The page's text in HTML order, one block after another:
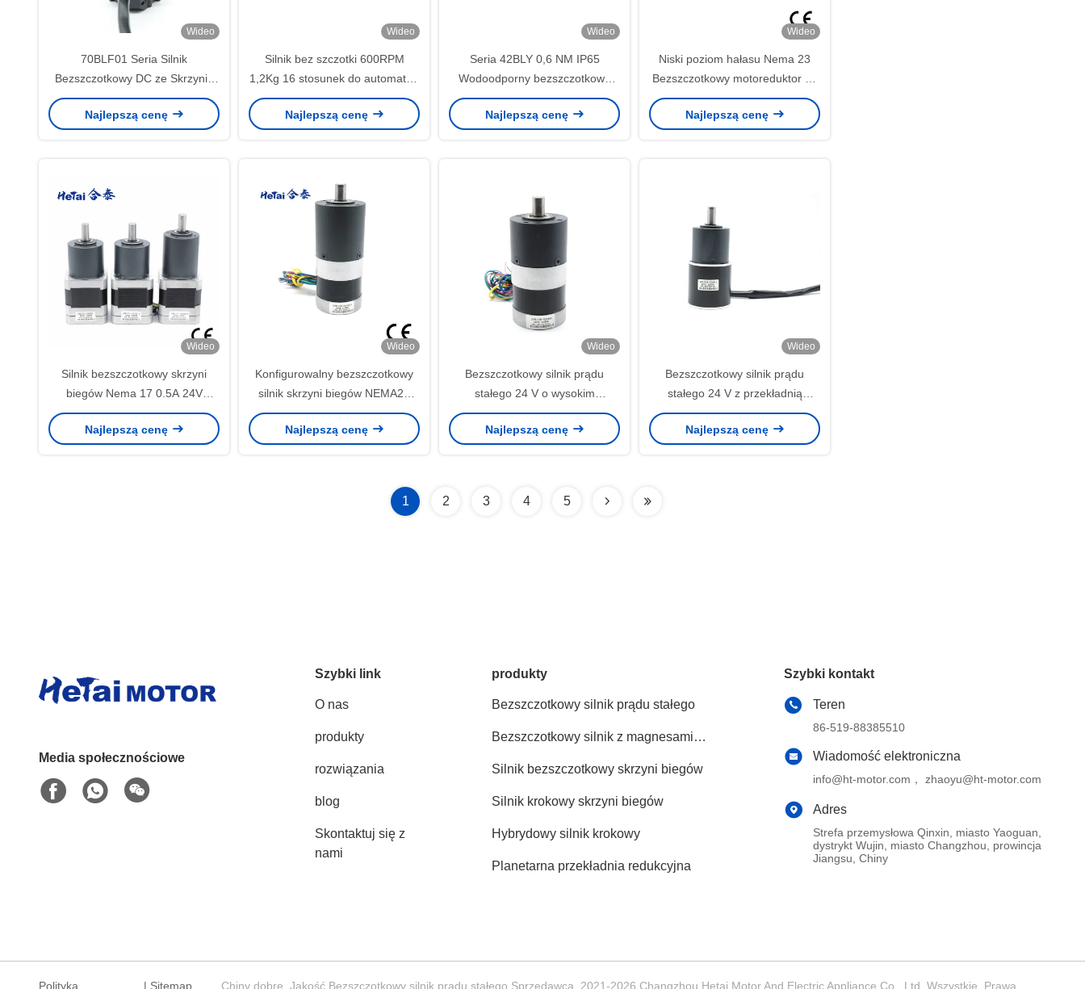
Wideo
70BLF01 Seria Silnik
Bezszczotkowy DC ze Skrzynią
Planetarną 4N.M 24V 72RPM
Najlepszą cenę
Wideo
Silnik bez szczotki 600RPM
1,2Kg 16 stosunek do automatyki
przemysłowej
Najlepszą cenę
Wideo
Seria 42BLY 0,6 NM IP65
Wodoodporny bezszczotkowy
silnik z przekładnią prądu stałego
0,5 A 24 V 370 obr./min
Najlepszą cenę
Wideo
Niski poziom hałasu Nema 23
Bezszczotkowy motoreduktor 24
V Konfigurowalny
Najlepszą cenę
Wideo
Silnik bezszczotkowy skrzyni
biegów Nema 17 0.5A 24V
2.2OHMS 42mm
Najlepszą cenę
Wideo
Konfigurowalny bezszczotkowy
silnik skrzyni biegów NEMA23
24v 0.8ohm 57mm * 57mm
Najlepszą cenę
Wideo
Bezszczotkowy silnik prądu
stałego 24 V o wysokim
momencie obrotowym 500 obr /
min 0,8 Nm Cylindryczny
Najlepszą cenę
Wideo
Bezszczotkowy silnik prądu
stałego 24 V z przekładnią
planetarną Mocny 200 obr / min
0,04 nm
Najlepszą cenę
1 2 3 4 5
Media społecznościowe
Szybki link
O nas
produkty
rozwiązania
blog
Skontaktuj się z
nami
produkty
Bezszczotkowy silnik prądu stałego
Bezszczotkowy silnik z magnesami
Silnik bezszczotkowy skrzyni biegów
Silnik krokowy skrzyni biegów
Hybrydowy silnik krokowy
Planetarna przekładnia redukcyjna
Szybki kontakt
Teren
86-519-88385510
Wiadomość elektroniczna
info@ht-motor.com， zhaoyu@ht-motor.com
Adres
Strefa przemysłowa Qinxin, miasto Yaoguan,
dystrykt Wujin, miasto Changzhou, prowincja
Jiangsu, Chiny
Polityka | Sitemap Chiny dobre. Jakość Bezszczotkowy silnik prądu stałego Sprzedawca. 2021-2026 Changzhou Hetai Motor And Electric Appliance Co., Ltd. Wszystkie. Prawa